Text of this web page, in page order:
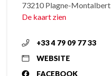
73210 Plagne-Montalbert
De kaart zien
+33 4 79 09 77 33
WEBSITE
FACEBOOK